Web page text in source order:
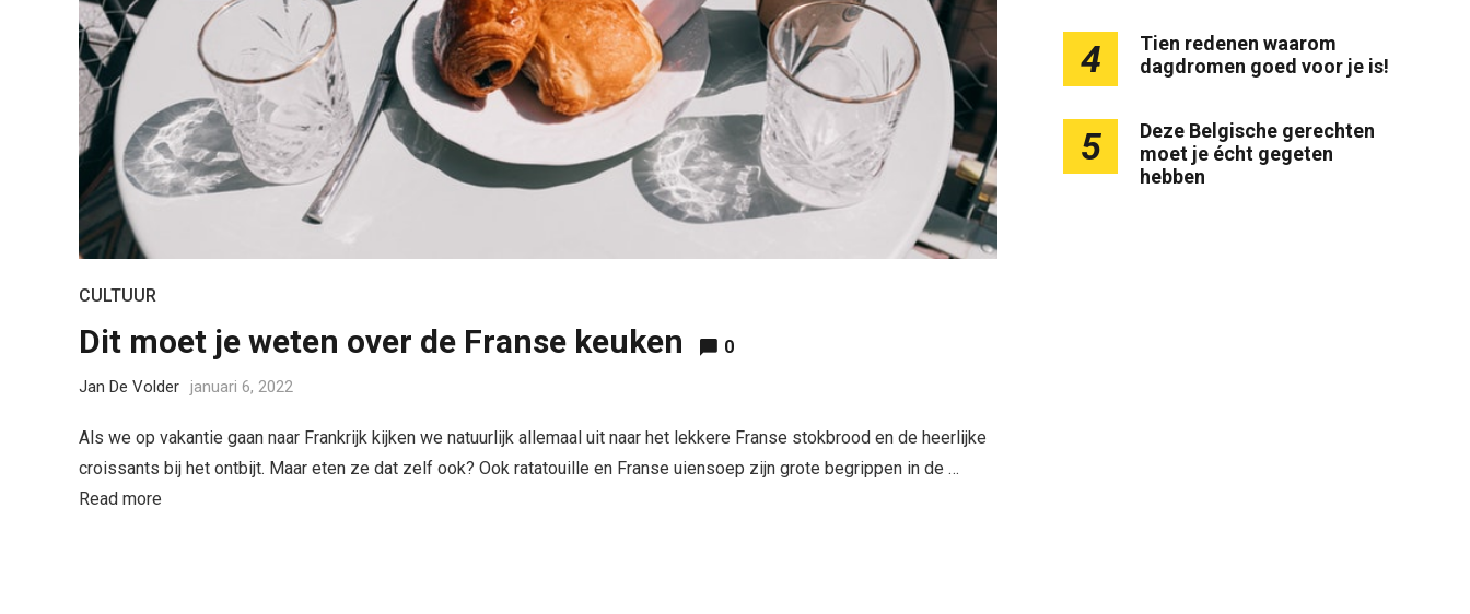
CULTUUR
Dit moet je weten over de Franse keuken 0
Jan De Volder januari 6, 2022
Als we op vakantie gaan naar Frankrijk kijken we natuurlijk allemaal uit naar het lekkere Franse stokbrood en de heerlijke
croissants bij het ontbijt. Maar eten ze dat zelf ook? Ook ratatouille en Franse uiensoep zijn grote begrippen in de …
Read more
4
Tien redenen waarom
dagdromen goed voor je is!
5
Deze Belgische gerechten
moet je écht gegeten
hebben